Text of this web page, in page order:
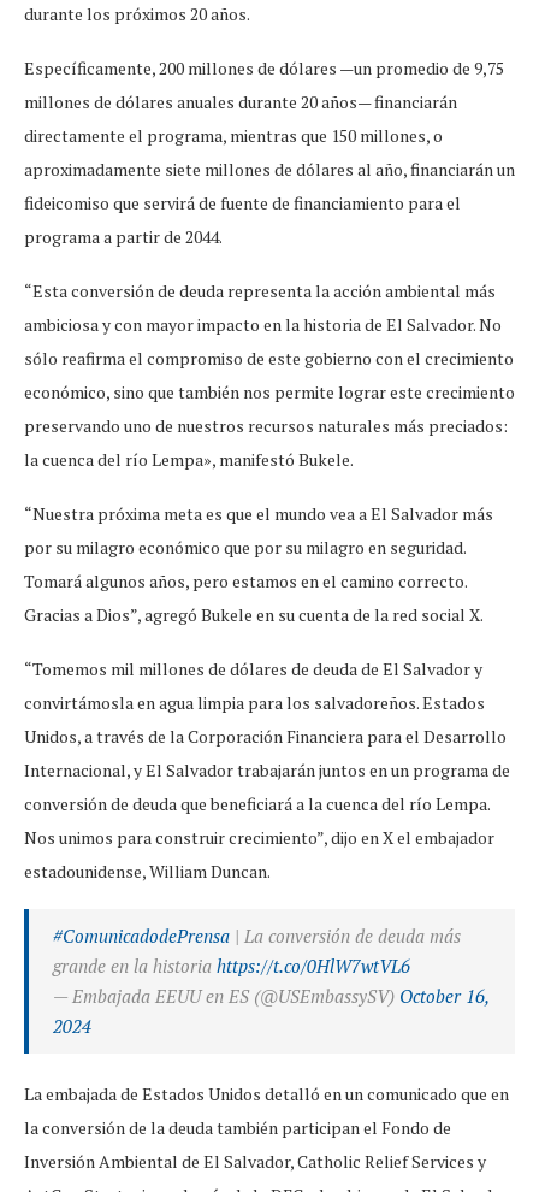
durante los próximos 20 años.
Específicamente, 200 millones de dólares —un promedio de 9,75
millones de dólares anuales durante 20 años— financiarán
directamente el programa, mientras que 150 millones, o
aproximadamente siete millones de dólares al año, financiarán un
fideicomiso que servirá de fuente de financiamiento para el
programa a partir de 2044.
“Esta conversión de deuda representa la acción ambiental más
ambiciosa y con mayor impacto en la historia de El Salvador. No
sólo reafirma el compromiso de este gobierno con el crecimiento
económico, sino que también nos permite lograr este crecimiento
preservando uno de nuestros recursos naturales más preciados:
la cuenca del río Lempa», manifestó Bukele.
“Nuestra próxima meta es que el mundo vea a El Salvador más
por su milagro económico que por su milagro en seguridad.
Tomará algunos años, pero estamos en el camino correcto.
Gracias a Dios”, agregó Bukele en su cuenta de la red social X.
“Tomemos mil millones de dólares de deuda de El Salvador y
convirtámosla en agua limpia para los salvadoreños. Estados
Unidos, a través de la Corporación Financiera para el Desarrollo
Internacional, y El Salvador trabajarán juntos en un programa de
conversión de deuda que beneficiará a la cuenca del río Lempa.
Nos unimos para construir crecimiento”, dijo en X el embajador
estadounidense, William Duncan.
#ComunicadodePrensa | La conversión de deuda más
grande en la historia https://t.co/0HlW7wtVL6
— Embajada EEUU en ES (@USEmbassySV) October 16,
2024
La embajada de Estados Unidos detalló en un comunicado que en
la conversión de la deuda también participan el Fondo de
Inversión Ambiental de El Salvador, Catholic Relief Services y